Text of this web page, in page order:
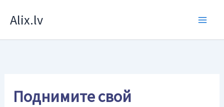
Alix.lv
Поднимите свой